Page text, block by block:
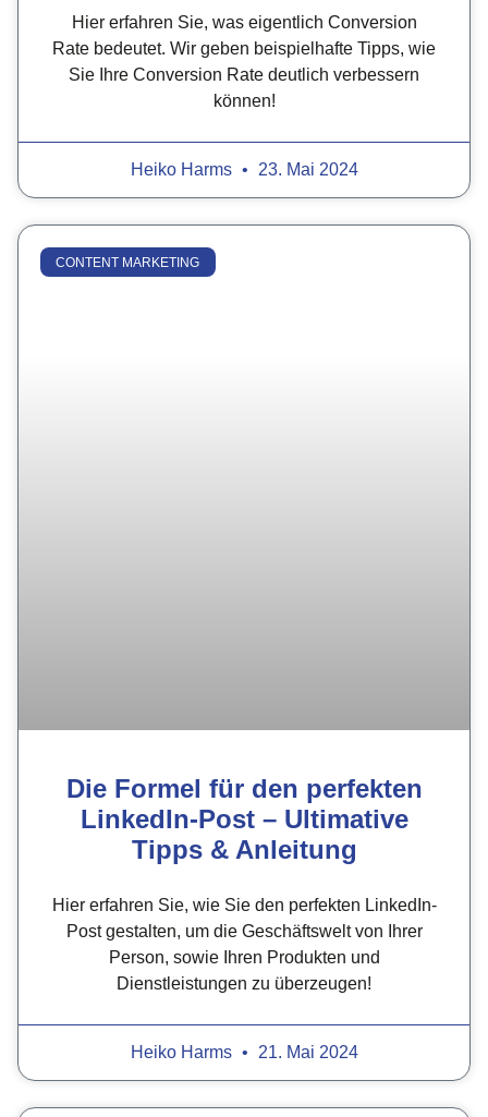
Hier erfahren Sie, was eigentlich Conversion
Rate bedeutet. Wir geben beispielhafte Tipps, wie
Sie Ihre Conversion Rate deutlich verbessern
können!
Heiko Harms 23. Mai 2024
CONTENT MARKETING
Die Formel für den perfekten
LinkedIn-Post – Ultimative
Tipps & Anleitung
Hier erfahren Sie, wie Sie den perfekten LinkedIn-
Post gestalten, um die Geschäftswelt von Ihrer
Person, sowie Ihren Produkten und
Dienstleistungen zu überzeugen!
Heiko Harms 21. Mai 2024